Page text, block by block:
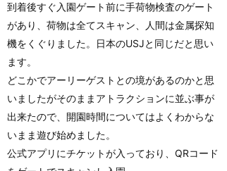
到着後すぐ入園ゲート前に手荷物検査のゲート
があり、荷物は全てスキャン、人間は金属探知
機をくぐりました。日本のUSJと同じだと思い
ます。
どこかでアーリーゲストとの境があるのかと思
いましたがそのままアトラクションに並ぶ事が
出来たので、開園時間についてはよくわからな
いまま遊び始めました。
公式アプリにチケットが入っており、QRコード